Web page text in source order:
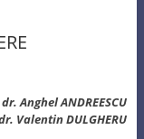
Anghel ANDREESCU
Valentin DULGHERU